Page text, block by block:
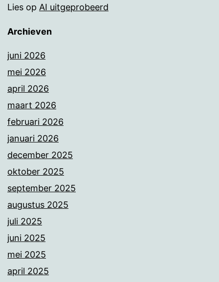
Lies op AI uitgeprobeerd
Archieven
juni 2026
mei 2026
april 2026
maart 2026
februari 2026
januari 2026
december 2025
oktober 2025
september 2025
augustus 2025
juli 2025
juni 2025
mei 2025
april 2025